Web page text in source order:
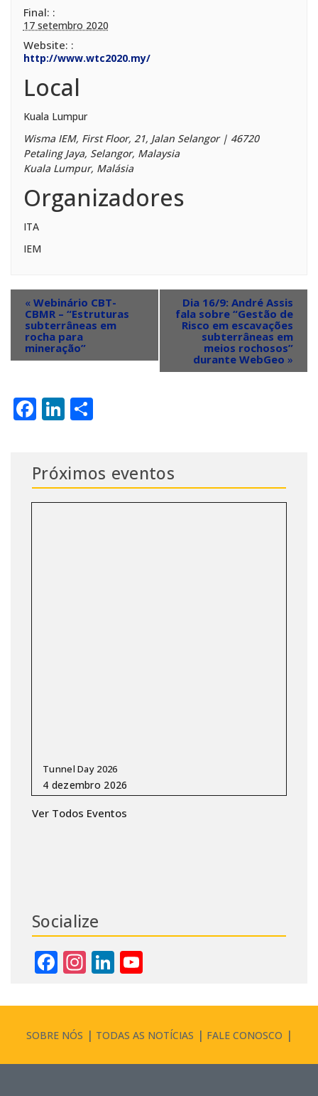
Final:
17 setembro 2020
Website:
http://www.wtc2020.my/
Local
Kuala Lumpur
Wisma IEM, First Floor, 21, Jalan Selangor | 46720
Petaling Jaya, Selangor, Malaysia
Kuala Lumpur, Malásia
Organizadores
ITA
IEM
« Webinário CBT-
CBMR – “Estruturas
subterrâneas em
rocha para
mineração”
Dia 16/9: André Assis
fala sobre “Gestão de
Risco em escavações
subterrâneas em
meios rochosos”
durante WebGeo »
Facebook
LinkedIn
Próximos eventos
Tunnel Day 2026
Ver Todos Eventos
Socialize
Facebook
Instagram
LinkedIn
SOBRE NÓS TODAS AS NOTÍCIAS FALE CONOSCO